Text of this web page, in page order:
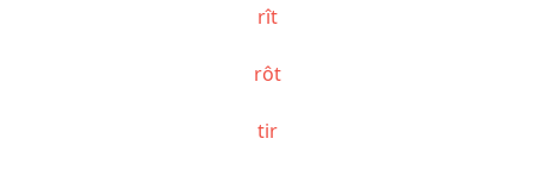
rît
rôt
tir